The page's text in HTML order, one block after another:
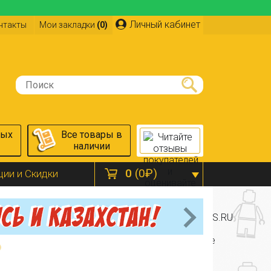
Личный кабинет
Мои закладки (0)
0 (0₽)
Все товары в
наличии
и Скидки